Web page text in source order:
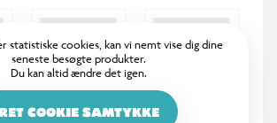
statistiske cookies, kan vi nemt vise dig dine
seneste besøgte produkter.
Du kan altid ændre det igen.
COOKIE SAMTYKKE